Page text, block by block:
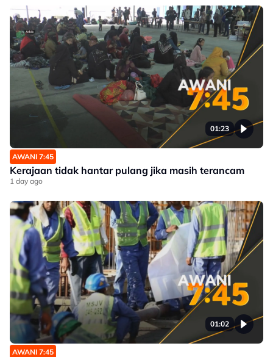
01:23
AWANI 7:45
Kerajaan tidak hantar pulang jika masih terancam
1 day ago
01:02
AWANI 7:45